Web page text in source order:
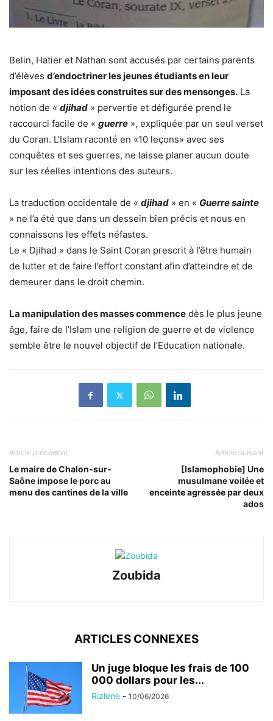
Belin, Hatier et Nathan sont accusés par certains parents
d’élèves d’endoctriner les jeunes étudiants en leur
imposant des idées construites sur des mensonges. La
notion de « djihad » pervertie et défigurée prend le
raccourci facile de « guerre », expliquée par un seul verset
du Coran. L’Islam raconté en «10 leçons» avec ses
conquêtes et ses guerres, ne laisse planer aucun doute
sur les réelles intentions des auteurs.
La traduction occidentale de « djihad » en « Guerre sainte
» ne l’a été que dans un dessein bien précis et nous en
connaissons les effets néfastes.
Le « Djihad » dans le Saint Coran prescrit à l’être humain
de lutter et de faire l’effort constant afin d’atteindre et de
demeurer dans le droit chemin.
La manipulation des masses commence dès le plus jeune
âge, faire de l’Islam une religion de guerre et de violence
semble être le nouvel objectif de l’Education nationale.
Article précédent
Le maire de Chalon-sur-
Saône impose le porc au
menu des cantines de la ville
Article suivant
[Islamophobie] Une
musulmane voilée et
enceinte agressée par deux
ados
Zoubida
ARTICLES CONNEXES
Un juge bloque les frais de 100
000 dollars pour les...
Rizlene - 10/06/2026